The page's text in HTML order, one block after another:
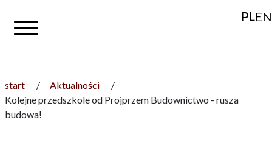
PLEN
start / Aktualności
/
Kolejne przedszkole od Projprzem Budownictwo - rusza
budowa!